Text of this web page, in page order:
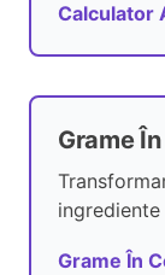
Calculator
Grame
Grame În